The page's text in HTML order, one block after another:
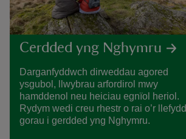
Cerdded yng Nghymru
Darganfyddwch dirweddau agored
ysgubol, llwybrau arfordirol mwy
hamddenol neu heiciau egnïol heriol.
Rydym wedi creu rhestr o rai o’r llefydd
gorau i gerdded yng Nghymru.